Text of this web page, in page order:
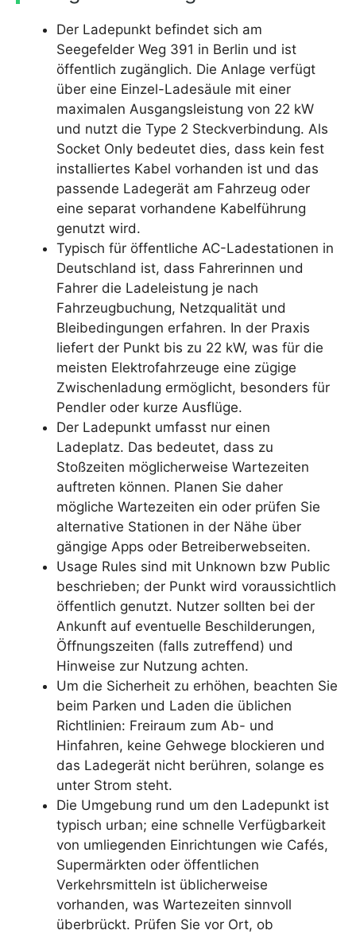
Der Ladepunkt befindet sich am
Seegefelder Weg 391 in Berlin und ist
öffentlich zugänglich. Die Anlage verfügt
über eine Einzel-Ladesäule mit einer
maximalen Ausgangsleistung von 22 kW
und nutzt die Type 2 Steckverbindung. Als
Socket Only bedeutet dies, dass kein fest
installiertes Kabel vorhanden ist und das
passende Ladegerät am Fahrzeug oder
eine separat vorhandene Kabelführung
genutzt wird.
Typisch für öffentliche AC-Ladestationen in
Deutschland ist, dass Fahrerinnen und
Fahrer die Ladeleistung je nach
Fahrzeugbuchung, Netzqualität und
Bleibedingungen erfahren. In der Praxis
liefert der Punkt bis zu 22 kW, was für die
meisten Elektrofahrzeuge eine zügige
Zwischenladung ermöglicht, besonders für
Pendler oder kurze Ausflüge.
Der Ladepunkt umfasst nur einen
Ladeplatz. Das bedeutet, dass zu
Stoßzeiten möglicherweise Wartezeiten
auftreten können. Planen Sie daher
mögliche Wartezeiten ein oder prüfen Sie
alternative Stationen in der Nähe über
gängige Apps oder Betreiberwebseiten.
Usage Rules sind mit Unknown bzw Public
beschrieben; der Punkt wird voraussichtlich
öffentlich genutzt. Nutzer sollten bei der
Ankunft auf eventuelle Beschilderungen,
Öffnungszeiten (falls zutreffend) und
Hinweise zur Nutzung achten.
Um die Sicherheit zu erhöhen, beachten Sie
beim Parken und Laden die üblichen
Richtlinien: Freiraum zum Ab- und
Hinfahren, keine Gehwege blockieren und
das Ladegerät nicht berühren, solange es
unter Strom steht.
Die Umgebung rund um den Ladepunkt ist
typisch urban; eine schnelle Verfügbarkeit
von umliegenden Einrichtungen wie Cafés,
Supermärkten oder öffentlichen
Verkehrsmitteln ist üblicherweise
vorhanden, was Wartezeiten sinnvoll
überbrückt. Prüfen Sie vor Ort, ob